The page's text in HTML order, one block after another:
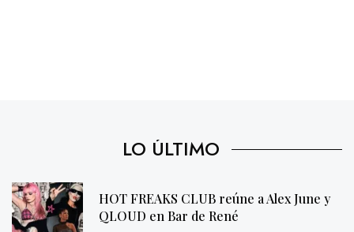
LO ÚLTIMO
HOT FREAKS CLUB reúne a Alex June y
QLOUD en Bar de René